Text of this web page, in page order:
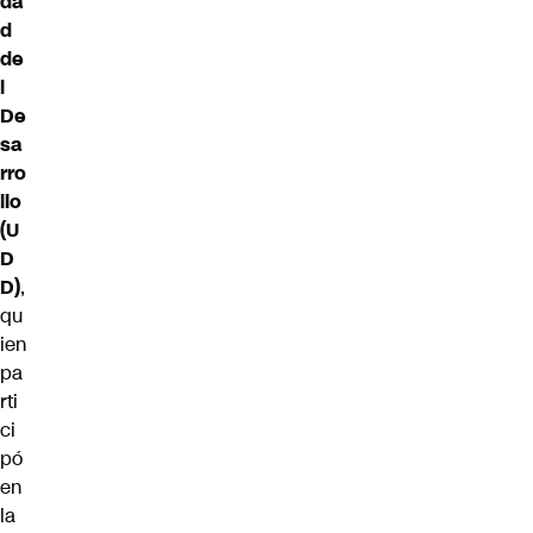
d
de
l
De
sa
rro
llo
(U
D
D),
qu
ien
pa
rti
ci
pó
en
la